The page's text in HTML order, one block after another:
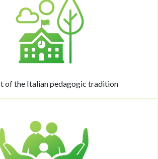
of the Italian pedagogic tradition